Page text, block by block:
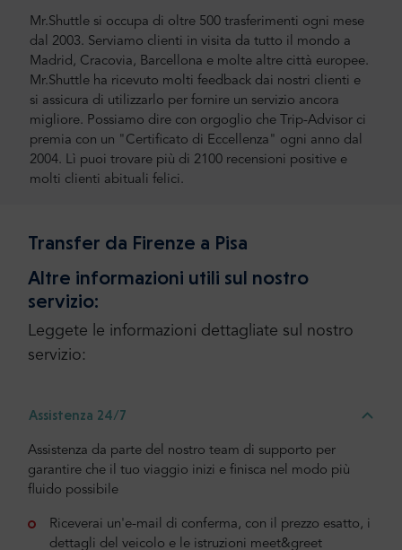
Mr.Shuttle si occupa di oltre 500 trasferimenti ogni mese
dal 2003. Serviamo clienti in visita da tutto il mondo a
Madrid, Cracovia, Barcellona e molte altre città europee.
Mr.Shuttle ha ricevuto molti feedback dai nostri clienti e
si assicura di utilizzarlo per fornire un servizio ancora
migliore. Possiamo dire con orgoglio che Trip-Advisor ci
premia con un "Certificato di Eccellenza" ogni anno dal
2004. Lì puoi trovare più di 2100 recensioni positive e
molti clienti abituali felici.
Transfer da Firenze a Pisa
Altre informazioni utili sul nostro
servizio:
Leggete le informazioni dettagliate sul nostro
servizio:
Assistenza 24/7
Assistenza da parte del nostro team di supporto per
garantire che il tuo viaggio inizi e finisca nel modo più
fluido possibile
Riceverai un'e-mail di conferma, con il prezzo esatto, i
dettagli del veicolo e le istruzioni meet&greet